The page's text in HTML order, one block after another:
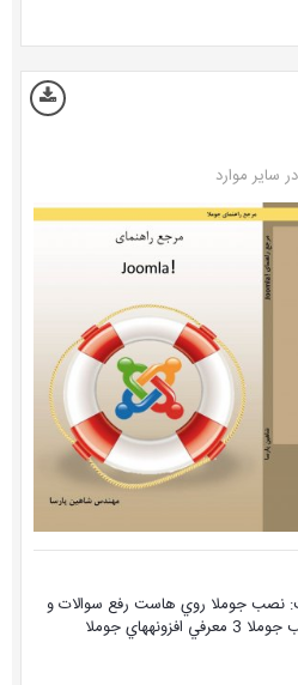
سایر موارد
نصب جوملا روي هاست رفع سوالات و
جوملا